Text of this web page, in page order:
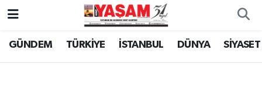
GÜNDEM TÜRKİYE İSTANBUL DÜNYA SİYASET